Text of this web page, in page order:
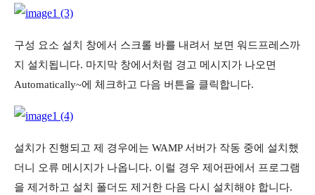
구성 요소 설치 창에서 스크롤 바를 내려서 보면 워드프레스까
지 설치됩니다. 마지막 창에서처럼 경고 메시지가 나오면
Automatically~에 체크하고 다음 버튼을 클릭합니다.
설치가 진행되고 제 경우에는 WAMP 서버가 작동 중에 설치했
더니 오류 메시지가 나옵니다. 이럴 경우 제어판에서 프로그램
을 제거하고 설치 폴더도 제거한 다음 다시 설치해야 합니다.